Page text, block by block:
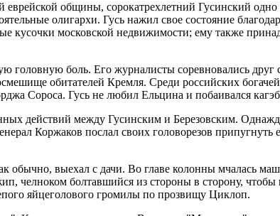
общины, сорокатрехлетний Гусинский
олигархи. Гусь нажил свое состояние
кусочки московской недвижимости; ему также
боль. Его журналисты соревновались друг
обитателей Кремля. Среди российских
Сороса. Гусь не любил Ельцина и побаивался
действий между Гусинским и Березовским.
Коржаков послал своих головорезов
обычно, выехал с дачи. Во главе колонны мчалась
челноком болтавшийся из стороны в сторону,
яйцеголового громилы по прозвищу Циклоп.